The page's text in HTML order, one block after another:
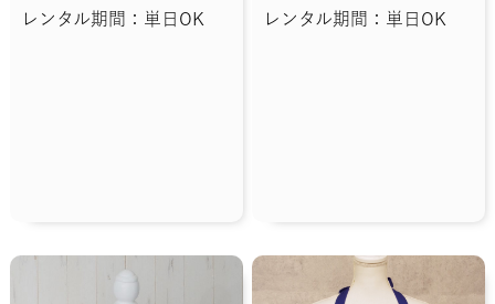
レンタル期間：単日OK
レンタル期間：単日OK